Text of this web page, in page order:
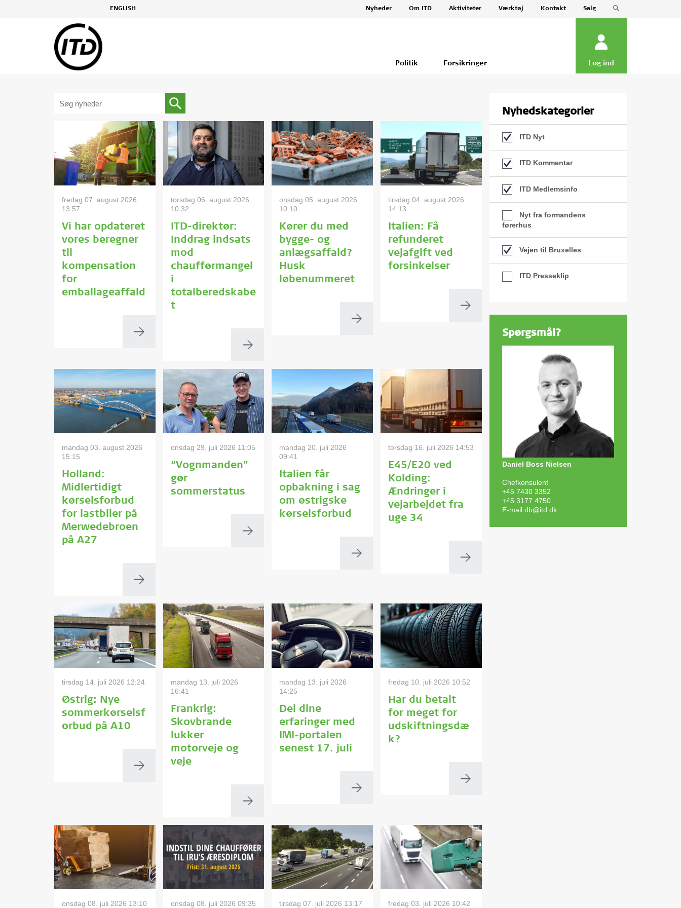
ENGLISH Nyheder Om ITD Aktiviteter Værktøj Kontakt Salg
Politik Forsikringer Log ind
fredag 07. august 2026
13:57
Vi har opdateret
vores beregner
til
kompensation
for
emballageaffald
torsdag 06. august 2026
10:32
ITD-direktør:
Inddrag indsats
mod
chaufførmangel
i
totalberedskabe
t
onsdag 05. august 2026
10:10
Kører du med
bygge- og
anlægsaffald?
Husk
løbenummeret
tirsdag 04. august 2026
14:13
Italien: Få
refunderet
vejafgift ved
forsinkelser
mandag 03. august 2026
15:15
Holland:
Midlertidigt
kørselsforbud
for lastbiler på
Merwedebroen
på A27
onsdag 29. juli 2026 11:05
“Vognmanden”
gør
sommerstatus
mandag 20. juli 2026
09:41
Italien får
opbakning i sag
om østrigske
kørselsforbud
torsdag 16. juli 2026 14:53
E45/E20 ved
Kolding:
Ændringer i
vejarbejdet fra
uge 34
tirsdag 14. juli 2026 12:24
Østrig: Nye
sommerkørselsf
orbud på A10
mandag 13. juli 2026
16:41
Frankrig:
Skovbrande
lukker
motorveje og
veje
mandag 13. juli 2026
14:25
Del dine
erfaringer med
IMI-portalen
senest 17. juli
fredag 10. juli 2026 10:52
Har du betalt
for meget for
udskiftningsdæ
k?
onsdag 08. juli 2026 13:10 onsdag 08. juli 2026 09:35 tirsdag 07. juli 2026 13:17 fredag 03. juli 2026 10:42
Nyhedskategorier
ITD Nyt
ITD Kommentar
ITD Medlemsinfo
Nyt fra formandens
førerhus
Vejen til Bruxelles
ITD Presseklip
Spørgsmål?
Daniel Boss Nielsen
Chefkonsulent
+45 7430 3352
+45 3177 4750
E-mail db@itd.dk